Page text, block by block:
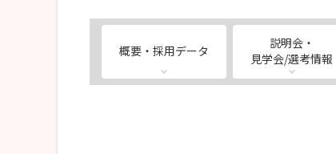
概要・採用データ
説明会・
見学会/選考情報